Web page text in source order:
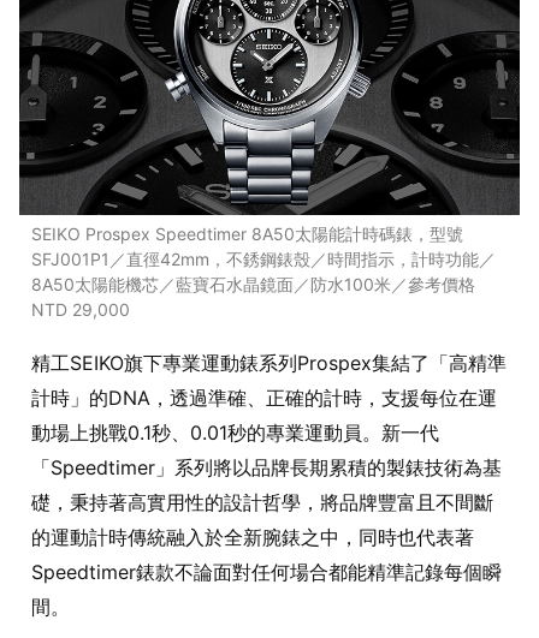
SEIKO Prospex Speedtimer 8A50太陽能計時碼錶，型號
SFJ001P1／直徑42mm，不銹鋼錶殼／時間指示，計時功能／
8A50太陽能機芯／藍寶石水晶鏡面／防水100米／參考價格
NTD 29,000
精工SEIKO旗下專業運動錶系列Prospex集結了「高精準
計時」的DNA，透過準確、正確的計時，支援每位在運
動場上挑戰0.1秒、0.01秒的專業運動員。新一代
「Speedtimer」系列將以品牌長期累積的製錶技術為基
礎，秉持著高實用性的設計哲學，將品牌豐富且不間斷
的運動計時傳統融入於全新腕錶之中，同時也代表著
Speedtimer錶款不論面對任何場合都能精準記錄每個瞬
間。